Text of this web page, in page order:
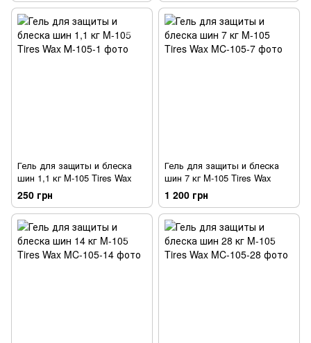
Гель для защиты и блеска
шин 1,1 кг M-105 Tires Wax
250 грн
Гель для защиты и блеска
шин 7 кг M-105 Tires Wax
1 200 грн